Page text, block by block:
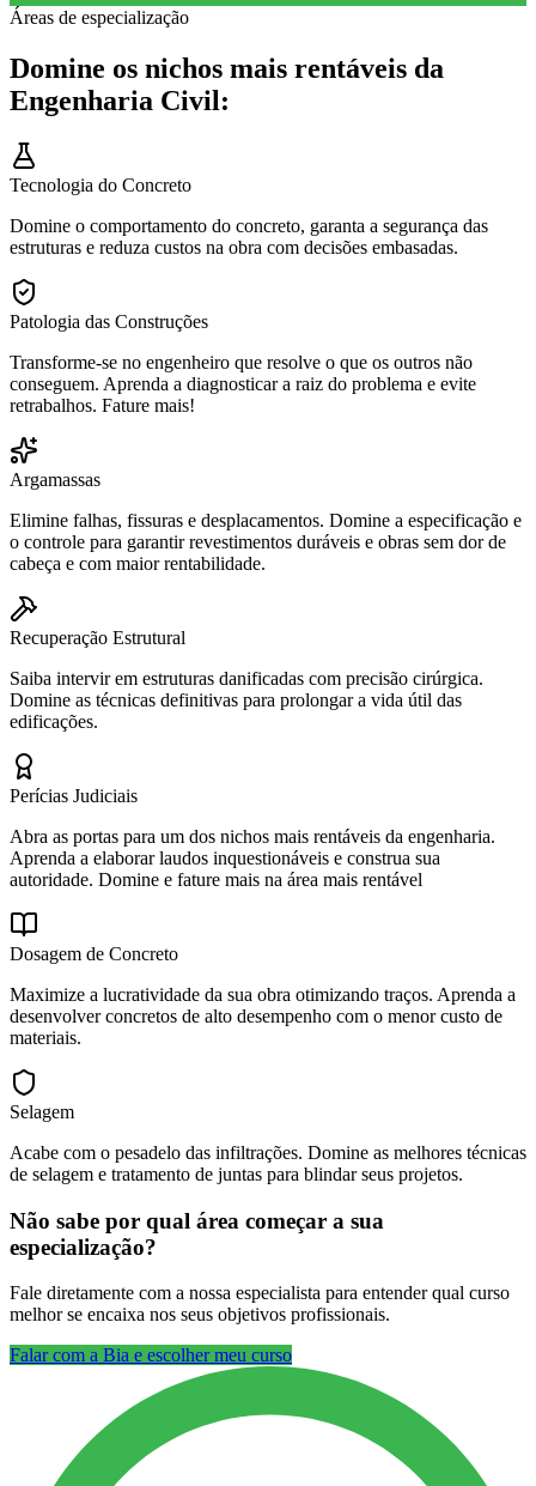
Áreas de especialização
Domine os nichos mais rentáveis da
Engenharia Civil:
Tecnologia do Concreto
Domine o comportamento do concreto, garanta a segurança das
estruturas e reduza custos na obra com decisões embasadas.
Patologia das Construções
Transforme-se no engenheiro que resolve o que os outros não
conseguem. Aprenda a diagnosticar a raiz do problema e evite
retrabalhos. Fature mais!
Argamassas
Elimine falhas, fissuras e desplacamentos. Domine a especificação e
o controle para garantir revestimentos duráveis e obras sem dor de
cabeça e com maior rentabilidade.
Recuperação Estrutural
Saiba intervir em estruturas danificadas com precisão cirúrgica.
Domine as técnicas definitivas para prolongar a vida útil das
edificações.
Perícias Judiciais
Abra as portas para um dos nichos mais rentáveis da engenharia.
Aprenda a elaborar laudos inquestionáveis e construa sua
autoridade. Domine e fature mais na área mais rentável
Dosagem de Concreto
Maximize a lucratividade da sua obra otimizando traços. Aprenda a
desenvolver concretos de alto desempenho com o menor custo de
materiais.
Selagem
Acabe com o pesadelo das infiltrações. Domine as melhores técnicas
de selagem e tratamento de juntas para blindar seus projetos.
Não sabe por qual área começar a sua
especialização?
Fale diretamente com a nossa especialista para entender qual curso
melhor se encaixa nos seus objetivos profissionais.
Falar com a Bia e escolher meu curso